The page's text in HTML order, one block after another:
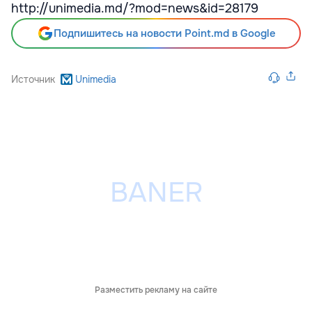
http://unimedia.md/?mod=news&id=28179
Подпишитесь на новости Point.md в Google
Источник Unimedia
Разместить рекламу на сайте